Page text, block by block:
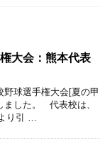
大会：熊本代表
球選手権大会[夏の甲
した。 代表校は、
り引 …